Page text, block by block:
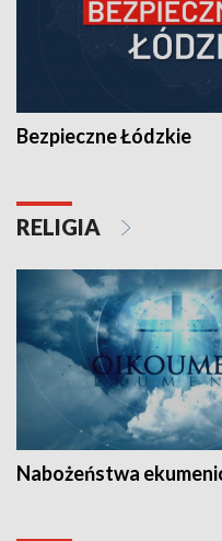
Bezpieczne Łódzkie
RELIGIA
Nabożeństwa